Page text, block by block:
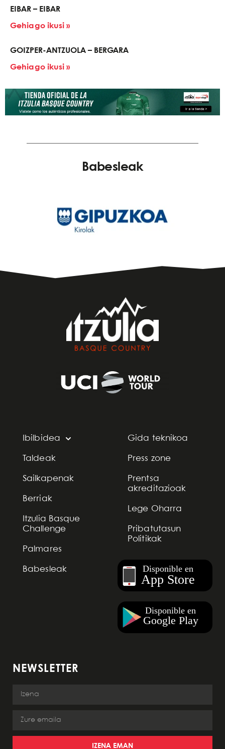
EIBAR – EIBAR
Gehiago ikusi »
GOIZPER-ANTZUOLA – BERGARA
Gehiago ikusi »
Babesleak
Ibilbidea
Taldeak
Sailkapenak
Berriak
Itzulia Basque
Challenge
Palmares
Babesleak
Gida teknikoa
Press zone
Prentsa
akreditazioak
Lege Oharra
Pribatutasun
Politikak
NEWSLETTER
IZENA EMAN